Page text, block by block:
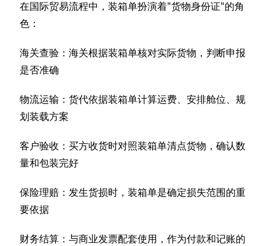
在国际贸易流程中，装箱单扮演着"货物身份证"的角
色：
海关查验：海关根据装箱单核对实际货物，判断申报
是否准确
物流运输：货代依据装箱单计算运费、安排舱位、规
划装载方案
客户验收：买方收货时对照装箱单清点货物，确认数
量和包装完好
保险理赔：发生货损时，装箱单是确定损失范围的重
要依据
财务结算：与商业发票配套使用，作为付款和记账的